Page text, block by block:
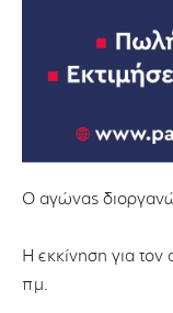
Ο αγώνας
Η εκκίνηση για
πμ.